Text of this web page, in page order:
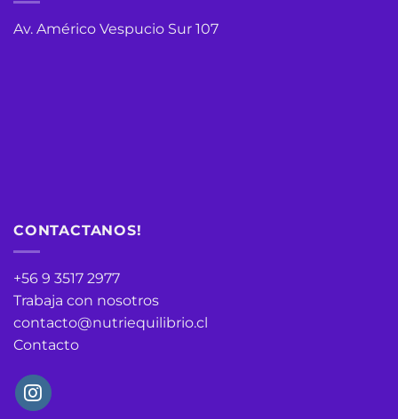
Av. Américo Vespucio Sur 107
CONTACTANOS!
+56 9 3517 2977
Trabaja con nosotros
contacto@nutriequilibrio.cl
Contacto